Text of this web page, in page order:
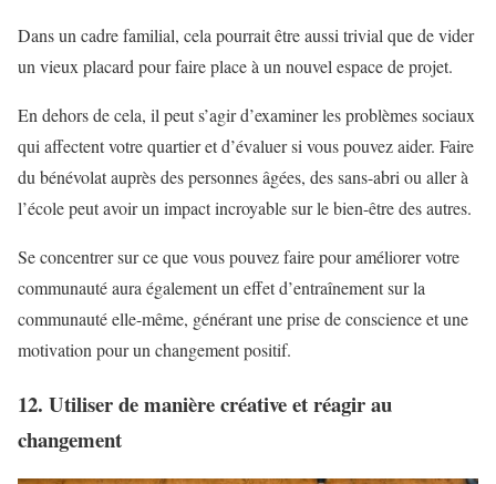
Dans un cadre familial, cela pourrait être aussi trivial que de vider
un vieux placard pour faire place à un nouvel espace de projet.
En dehors de cela, il peut s’agir d’examiner les problèmes sociaux
qui affectent votre quartier et d’évaluer si vous pouvez aider. Faire
du bénévolat auprès des personnes âgées, des sans-abri ou aller à
l’école peut avoir un impact incroyable sur le bien-être des autres.
Se concentrer sur ce que vous pouvez faire pour améliorer votre
communauté aura également un effet d’entraînement sur la
communauté elle-même, générant une prise de conscience et une
motivation pour un changement positif.
12. Utiliser de manière créative et réagir au
changement